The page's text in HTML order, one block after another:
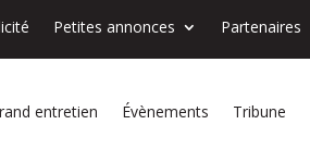
Petites annonces Partenaires
entretien Évènements Tribune